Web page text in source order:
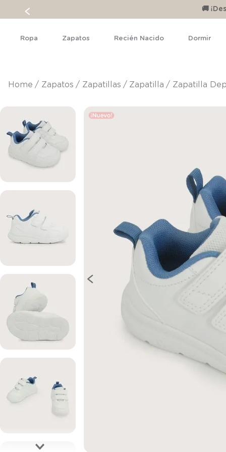
🚚
Ropa Zapatos Recién Nacido Dormir
zapatos zapatillas zapatilla Zapatilla